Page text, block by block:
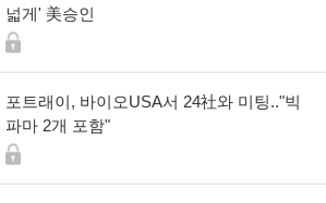
넓게' 美승인
포트래이, 바이오USA서 24社와 미팅.."빅
파마 2개 포함"